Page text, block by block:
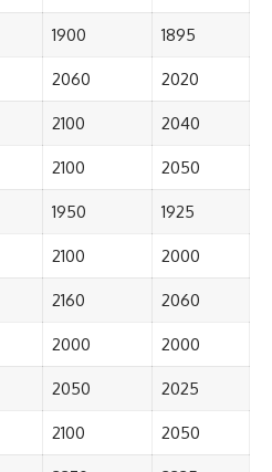
1900 1895
2060 2020
2100 2040
2100 2050
1950 1925
2100 2000
2160 2060
2000 2000
2050 2025
2100 2050